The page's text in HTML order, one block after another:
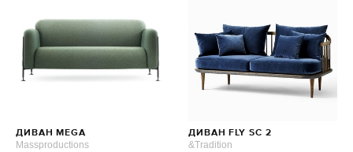
ДИВАН MEGA
Massproductions
ДИВАН FLY SC 2
&Tradition